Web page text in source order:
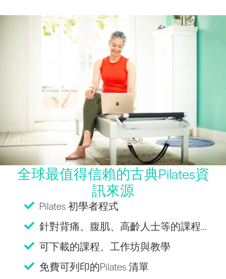
全球最值得信賴的古典Pilates資
訊來源
Pilates 初學者程式
針對背痛、腹肌、高齡人士等的課程...
可下載的課程、工作坊與教學
免費可列印的Pilates 清單